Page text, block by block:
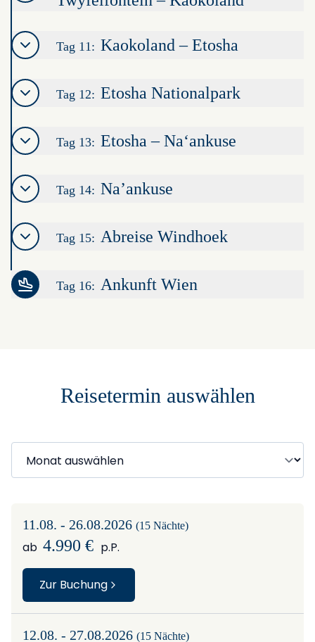
Tag 11: Kaokoland – Etosha
Tag 12: Etosha Nationalpark
Tag 13: Etosha – Na‘ankuse
Tag 14: Na’ankuse
Tag 15: Abreise Windhoek
Tag 16: Ankunft Wien
Reisetermin auswählen
11.08. - 26.08.2026 (15 Nächte)
ab 4.990 € p.P.
Zur Buchung
12.08. - 27.08.2026 (15 Nächte)